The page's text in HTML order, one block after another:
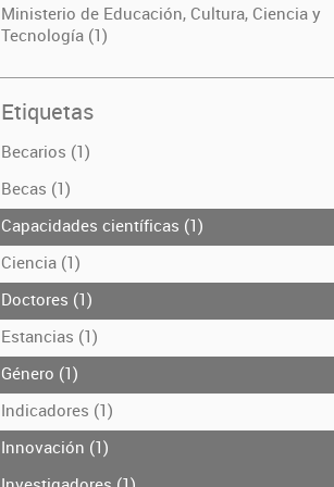
Ministerio de Educación, Cultura, Ciencia y
Tecnología (1)
Etiquetas
Becarios (1)
Becas (1)
Capacidades científicas (1)
Ciencia (1)
Doctores (1)
Estancias (1)
Género (1)
Indicadores (1)
Innovación (1)